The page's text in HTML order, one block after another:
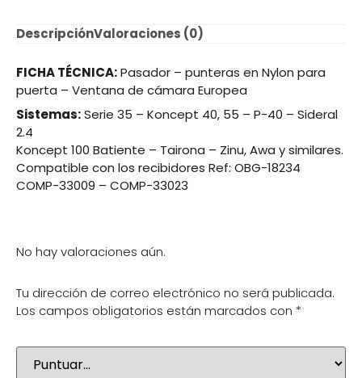
DescripciónValoraciones (0)
FICHA TÉCNICA:Pasador – punteras en Nylon para
puerta – Ventana de cámara Europea
Sistemas:Serie 35 – Koncept 40, 55 – P-40 – Sideral
2.4
Koncept 100 Batiente – Tairona – Zinu, Awa y similares.
Compatible con los recibidores Ref: OBG-18234
COMP-33009 – COMP-33023
No hay valoraciones aún.
Tu dirección de correo electrónico no será publicada.
Los campos obligatorios están marcados con *